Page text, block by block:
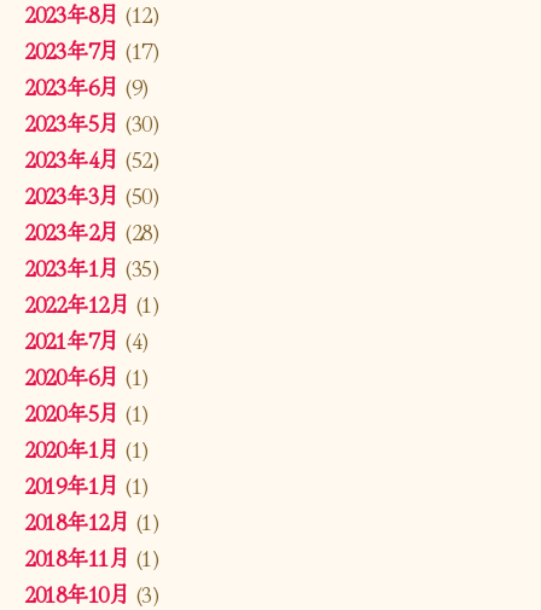
2023年8月 (12)
2023年7月 (17)
2023年6月 (9)
2023年5月 (30)
2023年4月 (52)
2023年3月 (50)
2023年2月 (28)
2023年1月 (35)
2022年12月 (1)
2021年7月 (4)
2020年6月 (1)
2020年5月 (1)
2020年1月 (1)
2019年1月 (1)
2018年12月 (1)
2018年11月 (1)
2018年10月 (3)